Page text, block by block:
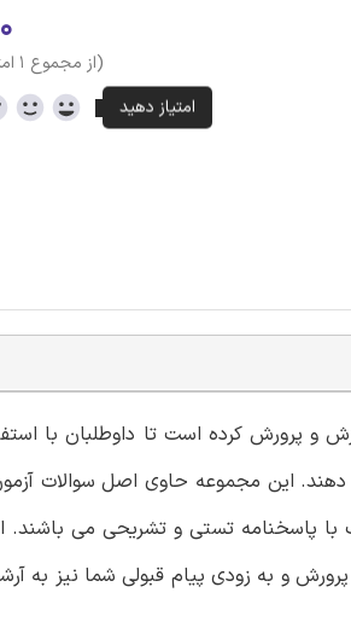
(از مجموع ۱ امتیاز)
و پرورش کرده است تا داوطلبان با
دهند. این مجموعه حاوی اصل سوالات
پاسخنامه تستی و تشریحی می باشند.
و به زودی پیام قبولی شما نیز به